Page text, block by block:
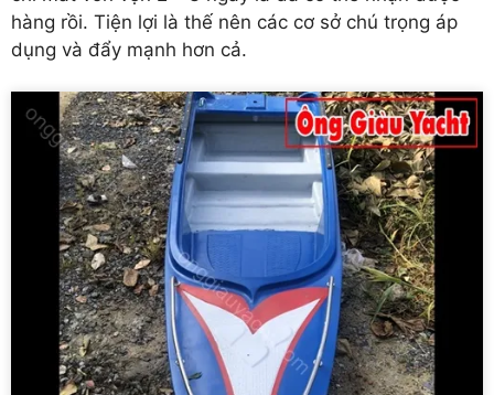
hàng rồi. Tiện lợi là thế nên các cơ sở chú trọng áp
dụng và đẩy mạnh hơn cả.